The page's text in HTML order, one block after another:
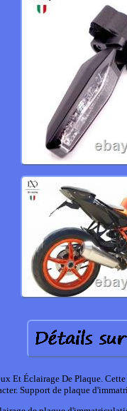
Et Éclairage De Plaque.
Support de plaque